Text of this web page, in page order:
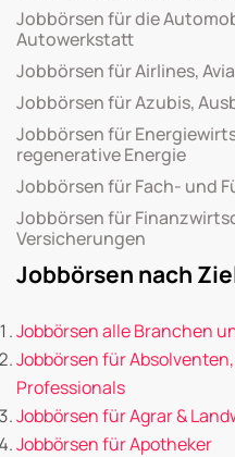
Jobbörsen für die
Autowerkstatt
Jobbörsen für Airlines,
Jobbörsen für Azubis,
Jobbörsen für
regenerative Energie
Jobbörsen für Fach- und
Jobbörsen für
Versicherungen
Jobbörsen nach
Jobbörsen alle Branchen
Jobbörsen für
Professionals
Jobbörsen für Agrar &
Jobbörsen für Apotheker